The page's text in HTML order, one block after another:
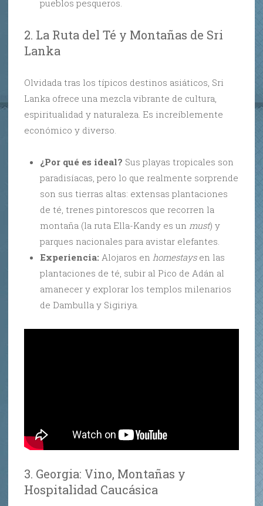
pueblos pesqueros.
2. La Ruta del Té y Montañas de Sri
Lanka
Olvidada tras los típicos destinos asiáticos, Sri
Lanka ofrece una mezcla vibrante de cultura,
espiritualidad y naturaleza. Es increíblemente
económico y diverso.
¿Por qué es ideal? Sus playas tropicales son
paradisíacas, pero lo que realmente sorprende
son sus tierras altas: extensas plantaciones
de té, trenes pintorescos que recorren la
montaña (la ruta Ella-Kandy es un must) y
parques nacionales para avistar elefantes.
Experiencia: Alojaros en homestaysen las
plantaciones de té, subir al Pico de Adán al
amanecer y explorar los templos milenarios
de Dambulla y Sigiriya.
3. Georgia: Vino, Montañas y
Hospitalidad Caucásica